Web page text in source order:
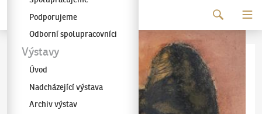
Galerie KODLPodporujeme
Odborní spolupracovníci
Výstavy
Úvod
Nadcházející výstava
Archiv výstav